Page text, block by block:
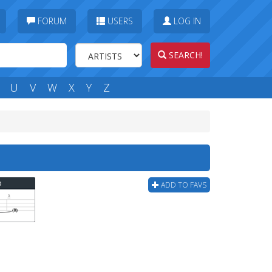
FORUM USERS LOG IN
SEARCH!
U V W X Y Z
ADD TO FAVS